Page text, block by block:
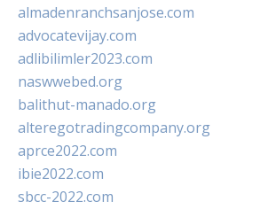
almadenranchsanjose.com
advocatevijay.com
adlibilimler2023.com
naswwebed.org
balithut-manado.org
alteregotradingcompany.org
aprce2022.com
ibie2022.com
sbcc-2022.com